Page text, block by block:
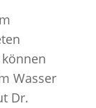
Wasser
Dr.